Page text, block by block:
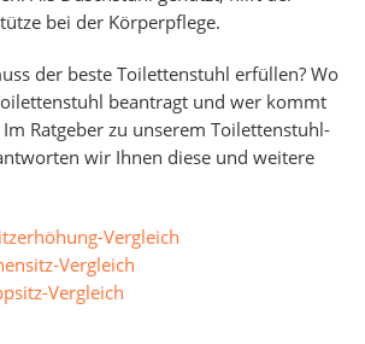
bei der Körperpflege.
der beste Toilettenstuhl erfüllen? Wo
beantragt und wer kommt
Ratgeber zu unserem Toilettenstuhl-
wir Ihnen diese und weitere
Vergleich
Vergleich
Vergleich